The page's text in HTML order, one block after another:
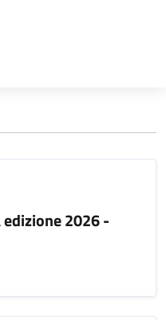
2026 -